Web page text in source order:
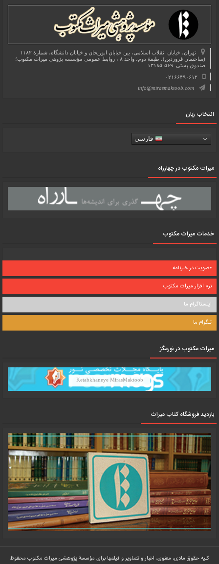
تهران، خیابان انقلاب اسلامی، بین خیابان ابوریحان و خیابان دانشگاه، شمارۀ ۱۱۸۲
(ساختمان فروردین)، طبقۀ دوم، واحد ۸ ، روابط عمومی مؤسسه پژوهی میراث مکتوب؛
صندوق پستی: ۵۶۹-۱۳۱۸۵
۰۲۱۶۶۴۹۰۶۱۲
info@mirasmaktoob.com
انتخاب زبان
فارسی
میرات مکتوب در چهارراه
خدمات میراث مکتوب
عضویت در خبرنامه
نرم افزار میراث مکتوب
اینستاگرام ما
تلگرام ما
میرات مکتوب در نورمگز
Ketabkhaneye MirasMaktoob
بازدید فروشگاه کتاب میراث
کلیه حقوق مادی، معنوی، اخبار و تصاویر و فیلمها برای مؤسسۀ پژوهشی میراث مکتوب محفوظ